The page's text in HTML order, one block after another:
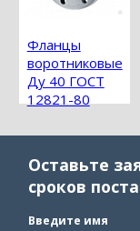
Фланцы
воротниковые
Ду 40 ГОСТ
12821-80
Оставьте
сроков
Введите имя